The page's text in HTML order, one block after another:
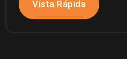
Vista Rápida